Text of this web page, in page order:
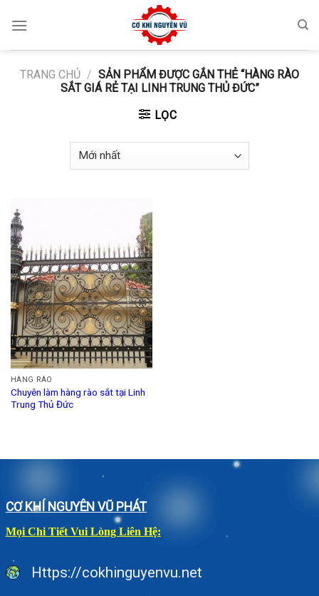
TRANG CHỦ / SẢN PHẨM ĐƯỢC GẮN THẺ “HÀNG RÀO
SẮT GIÁ RẺ TẠI LINH TRUNG THỦ ĐỨC”
LỌC
HÀNG RÀO
Chuyên làm hàng rào sắt tại Linh
Trung Thủ Đức
CƠ KHÍ NGUYÊN VŨ PHÁT
Mọi Chi Tiết Vui Lòng Liên Hệ:
Https://cokhinguyenvu.net